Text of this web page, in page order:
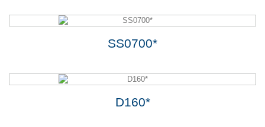
SS0700*
D160*